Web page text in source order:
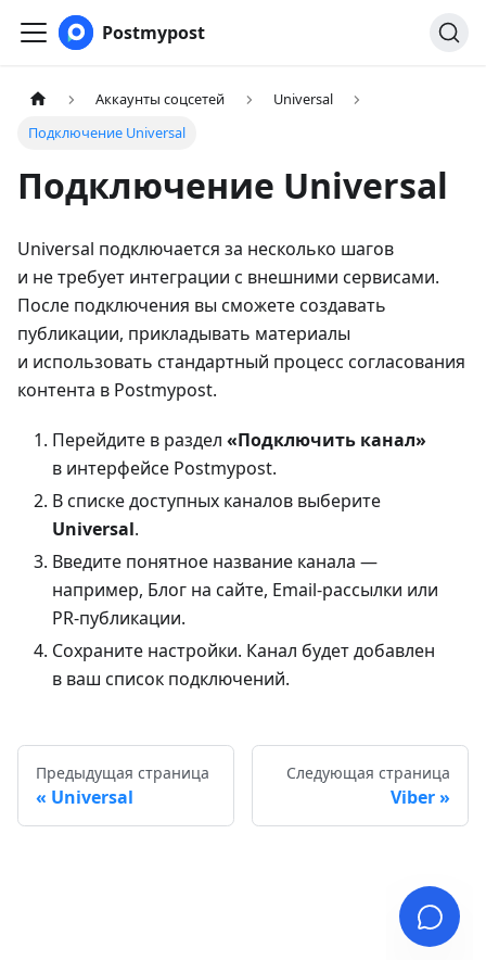
Postmypost
Аккаунты соцсетей
Universal
Подключение Universal
Подключение Universal
Universal подключается за несколько шагов
и не требует интеграции с внешними сервисами.
После подключения вы сможете создавать
публикации, прикладывать материалы
и использовать стандартный процесс согласования
контента в Postmypost.
Перейдите в раздел «Подключить канал»
в интерфейсе Postmypost.
В списке доступных каналов выберите
Universal.
Введите понятное название канала —
например, Блог на сайте, Email-рассылки или
PR-публикации.
Сохраните настройки. Канал будет добавлен
в ваш список подключений.
Предыдущая страница
Universal
Следующая страница
Viber